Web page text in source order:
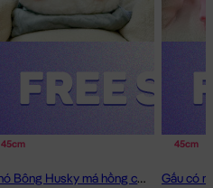
45cm
Chó Bông Husky má hồng có mền 2in1
45cm